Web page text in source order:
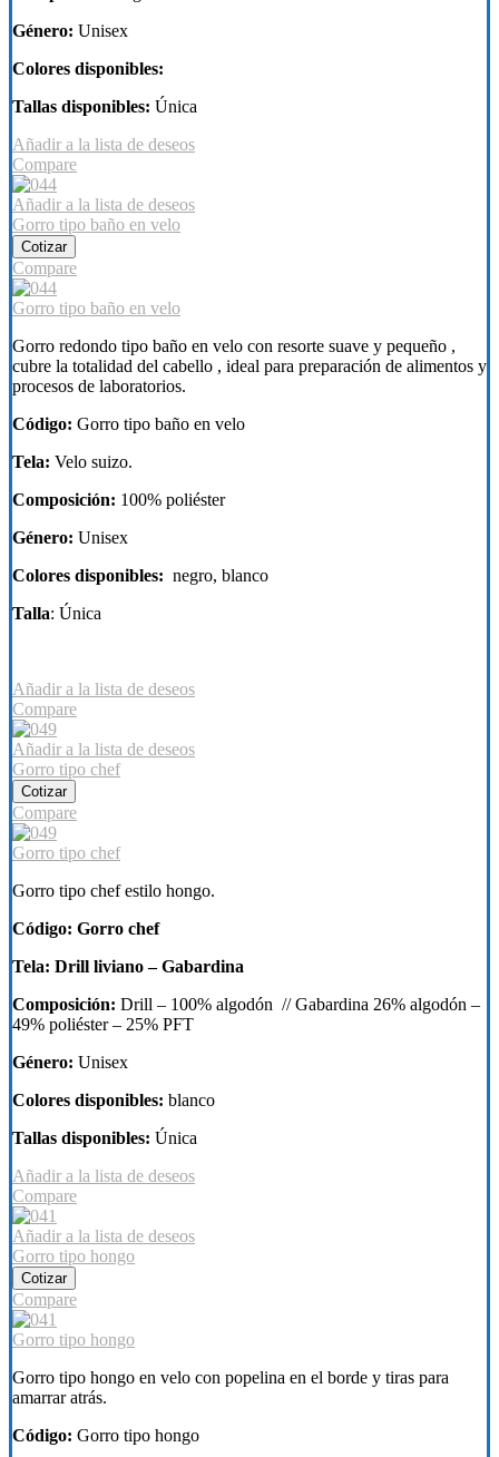
Género: Unisex
Colores disponibles:
Tallas disponibles: Única
Añadir a la lista de deseos
Compare
Añadir a la lista de deseos
Gorro tipo baño en velo
Cotizar
Compare
Gorro tipo baño en velo
Gorro redondo tipo baño en velo con resorte suave y pequeño ,
cubre la totalidad del cabello , ideal para preparación de alimentos y
procesos de laboratorios.
Código: Gorro tipo baño en velo
Tela: Velo suizo.
Composición: 100% poliéster
Género: Unisex
Colores disponibles: negro, blanco
Talla: Única
Añadir a la lista de deseos
Compare
Añadir a la lista de deseos
Gorro tipo chef
Cotizar
Compare
Gorro tipo chef
Gorro tipo chef estilo hongo.
Código: Gorro chef
Tela: Drill liviano – Gabardina
Composición: Drill – 100% algodón // Gabardina 26% algodón –
49% poliéster – 25% PFT
Género: Unisex
Colores disponibles: blanco
Tallas disponibles: Única
Añadir a la lista de deseos
Compare
Añadir a la lista de deseos
Gorro tipo hongo
Cotizar
Compare
Gorro tipo hongo
Gorro tipo hongo en velo con popelina en el borde y tiras para
amarrar atrás.
Código: Gorro tipo hongo